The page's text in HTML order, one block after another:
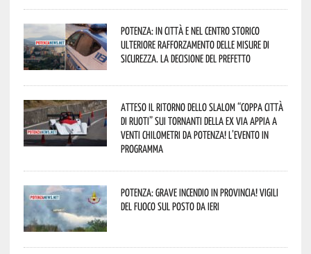
Potenza: in città e nel centro storico
ulteriore rafforzamento delle misure di
sicurezza. La decisione del Prefetto
Atteso il ritorno dello slalom “Coppa Città
di Ruoti” sui tornanti della ex via Appia a
venti chilometri da Potenza! L’evento in
programma
Potenza: grave incendio in Provincia! Vigili
del fuoco sul posto da ieri